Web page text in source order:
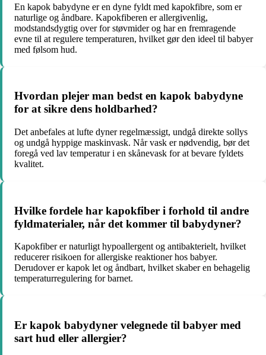
En kapok babydyne er en dyne fyldt med kapokfibre, som er
naturlige og åndbare. Kapokfiberen er allergivenlig,
modstandsdygtig over for støvmider og har en fremragende
evne til at regulere temperaturen, hvilket gør den ideel til babyer
med følsom hud.
Hvordan plejer man bedst en kapok babydyne
for at sikre dens holdbarhed?
Det anbefales at lufte dyner regelmæssigt, undgå direkte sollys
og undgå hyppige maskinvask. Når vask er nødvendig, bør det
foregå ved lav temperatur i en skånevask for at bevare fyldets
kvalitet.
Hvilke fordele har kapokfiber i forhold til andre
fyldmaterialer, når det kommer til babydyner?
Kapokfiber er naturligt hypoallergent og antibakterielt, hvilket
reducerer risikoen for allergiske reaktioner hos babyer.
Derudover er kapok let og åndbart, hvilket skaber en behagelig
temperaturregulering for barnet.
Er kapok babydyner velegnede til babyer med
sart hud eller allergier?